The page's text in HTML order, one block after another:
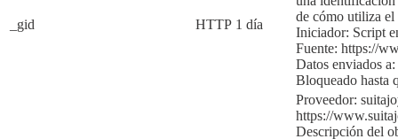
_gid HTTP 1 día
de cómo utiliza
Iniciador: Script
Fuente: https://
Datos enviados a:
Bloqueado hasta
Proveedor:
https://
Descripción del